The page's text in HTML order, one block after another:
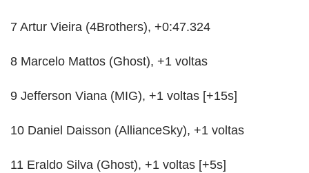
7 Artur Vieira (4Brothers), +0:47.324
8 Marcelo Mattos (Ghost), +1 voltas
9 Jefferson Viana (MIG), +1 voltas [+15s]
10 Daniel Daisson (AllianceSky), +1 voltas
11 Eraldo Silva (Ghost), +1 voltas [+5s]